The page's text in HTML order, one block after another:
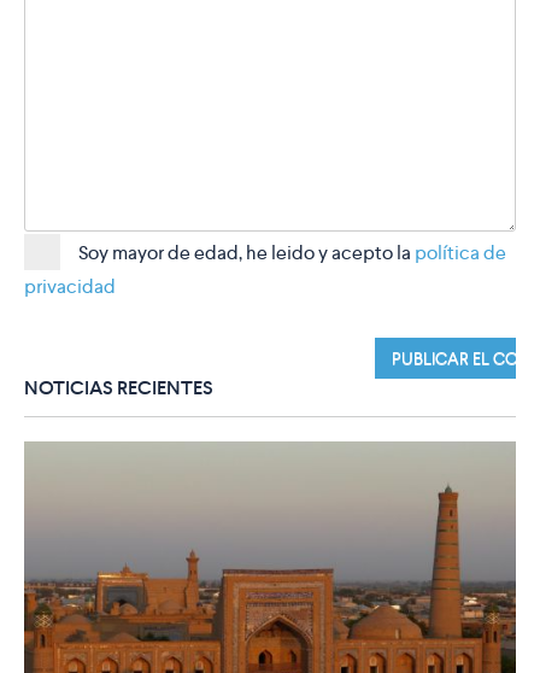
Soy mayor de edad, he leido y acepto la política de
privacidad
NOTICIAS RECIENTES